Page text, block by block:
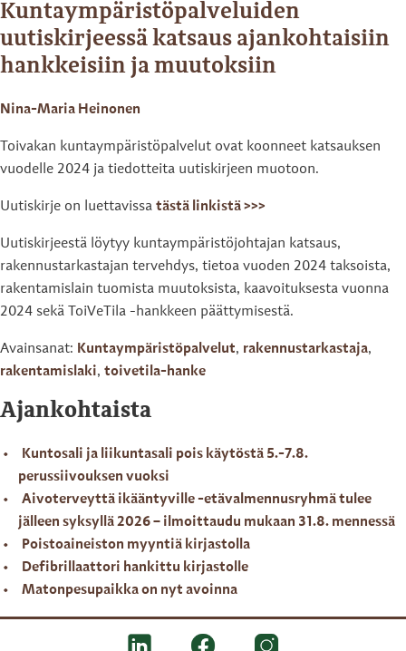
Kuntaympäristöpalveluiden
uutiskirjeessä katsaus ajankohtaisiin
hankkeisiin ja muutoksiin
Nina-Maria Heinonen
Toivakan kuntaympäristöpalvelut ovat koonneet katsauksen
vuodelle 2024 ja tiedotteita uutiskirjeen muotoon.
Uutiskirje on luettavissa tästä linkistä >>>
Uutiskirjeestä löytyy kuntaympäristöjohtajan katsaus,
rakennustarkastajan tervehdys, tietoa vuoden 2024 taksoista,
rakentamislain tuomista muutoksista, kaavoituksesta vuonna
2024 sekä ToiVeTila -hankkeen päättymisestä.
Avainsanat: Kuntaympäristöpalvelut, rakennustarkastaja,
rakentamislaki, toivetila-hanke
Ajankohtaista
Kuntosali ja liikuntasali pois käytöstä 5.-7.8.
perussiivouksen vuoksi
Aivoterveyttä ikääntyville -etävalmennusryhmä tulee
jälleen syksyllä 2026 – ilmoittaudu mukaan 31.8. mennessä
Poistoaineiston myyntiä kirjastolla
Defibrillaattori hankittu kirjastolle
Matonpesupaikka on nyt avoinna